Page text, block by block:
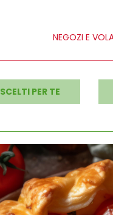
NEGOZI E
SCELTI PER TE